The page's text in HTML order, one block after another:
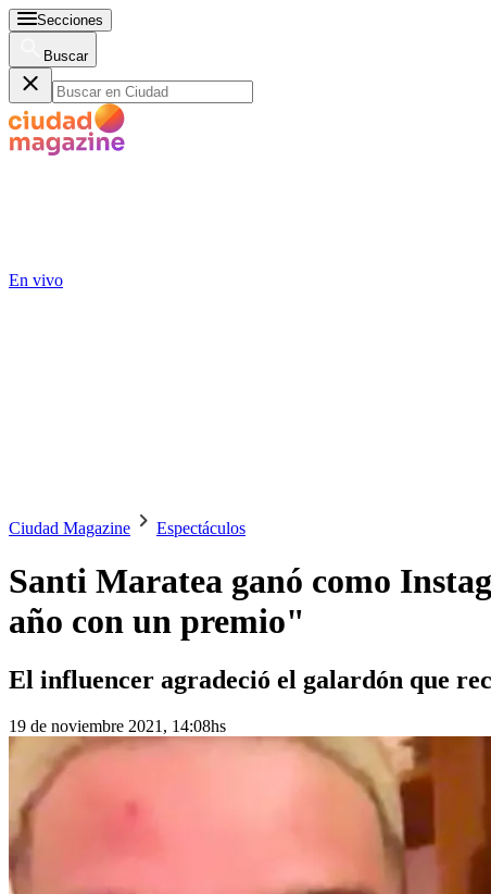
Secciones
Buscar
En vivo
Ciudad Magazine Espectáculos
Santi Maratea ganó como
año con un premio"
El influencer agradeció el galardón que
19 de noviembre 2021, 14:08hs